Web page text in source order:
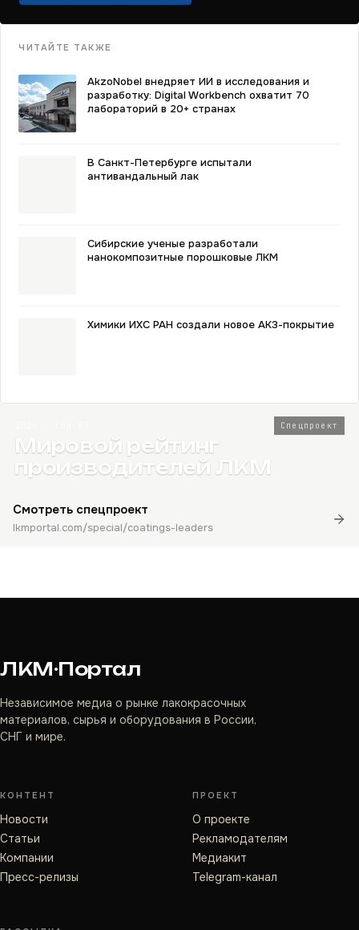
ЧИТАЙТЕ ТАКЖЕ
AkzoNobel внедряет ИИ в исследования и
разработку: Digital Workbench охватит 70
лабораторий в 20+ странах
В Санкт-Петербурге испытали
антивандальный лак
Сибирские ученые разработали
нанокомпозитные порошковые ЛКМ
Химики ИХС РАН создали новое АКЗ-покрытие
Спецпроект
Мировой рейтинг
производителей ЛКМ
Смотреть спецпроект
lkmportal.com/special/coatings-leaders
ЛКМ·Портал
Независимое медиа о рынке лакокрасочных
материалов, сырья и оборудования в России,
СНГ и мире.
КОНТЕНТ
Новости
Статьи
Компании
Пресс-релизы
ПРОЕКТ
О проекте
Рекламодателям
Медиакит
Telegram-канал